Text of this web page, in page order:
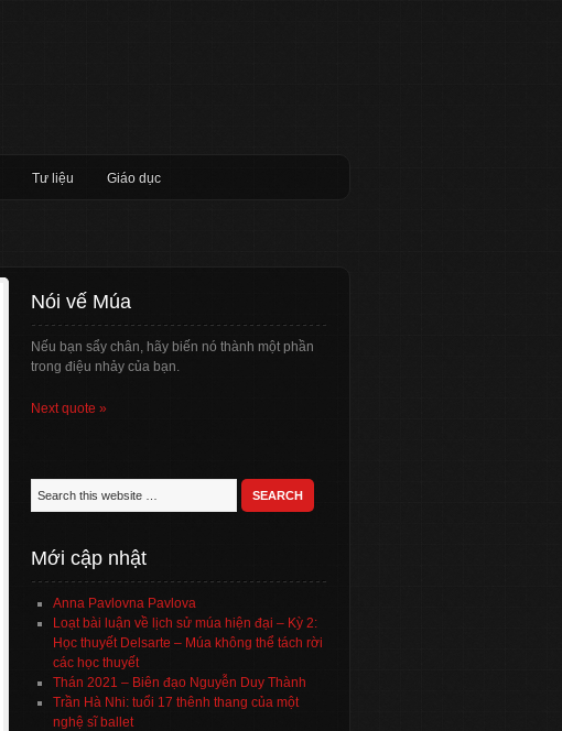
Tư liệu Giáo dục
Nói vế Múa
Nếu bạn sẩy chân, hãy biến nó thành một phần
trong điệu nhảy của bạn.
Next quote »
Mới cập nhật
Anna Pavlovna Pavlova
Loạt bài luận về lịch sử múa hiện đại – Kỳ 2:
Học thuyết Delsarte – Múa không thể tách rời
các học thuyết
Thán 2021 – Biên đạo Nguyễn Duy Thành
Trần Hà Nhi: tuổi 17 thênh thang của một
nghệ sĩ ballet